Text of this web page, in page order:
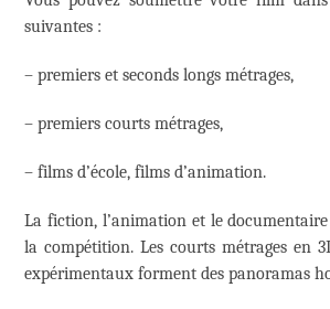
suivantes :
– premiers et seconds longs métrages,
– premiers courts métrages,
– films d’école, films d’animation.
La fiction, l’animation et le
la compétition. Les courts métrages en
expérimentaux forment des panoramas